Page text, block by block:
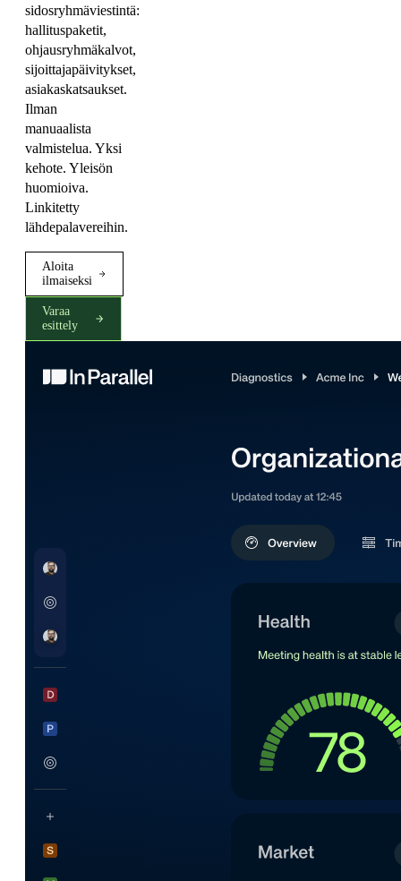
sidosryhmäviestintä:
hallituspaketit,
ohjausryhmäkalvot,
sijoittajapäivitykset,
asiakaskatsaukset.
Ilman
manuaalista
valmistelua. Yksi
kehote. Yleisön
huomioiva.
Linkitetty
lähdepalavereihin.
Aloita
ilmaiseksi
Varaa
esittely